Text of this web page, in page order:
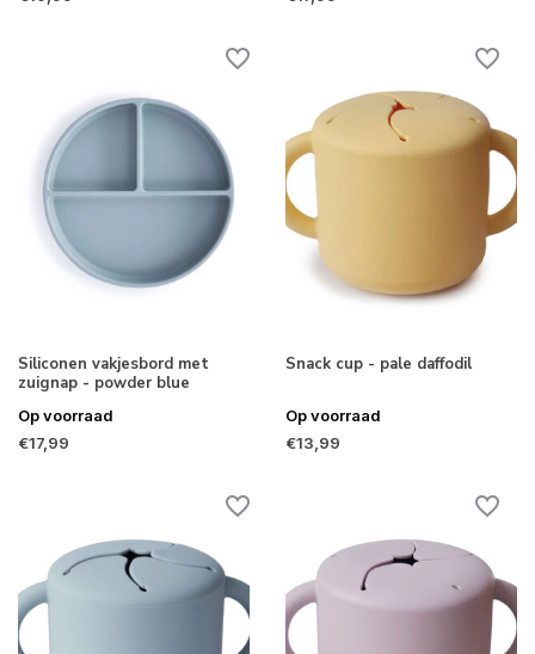
Siliconen vakjesbord met
zuignap - powder blue
Op voorraad
€17,99
Snack cup - pale daffodil
Op voorraad
€13,99